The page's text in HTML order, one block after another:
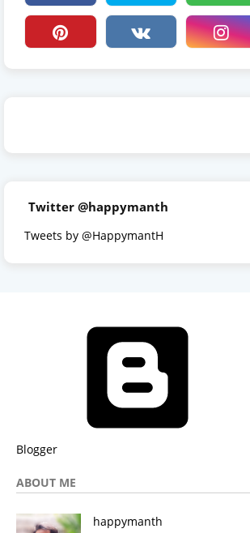
Twitter @happymanth
Tweets by @HappymantH
Blogger
ABOUT ME
happymanth